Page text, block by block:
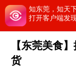
知东莞，知天
打开客户端发
【东莞美食
货